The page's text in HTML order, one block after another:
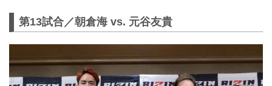
第13試合／朝倉海 vs. 元谷友貴